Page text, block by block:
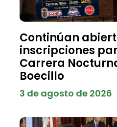
Continúan
inscripciones
Carrera
Boecillo
3 de agosto de 2026